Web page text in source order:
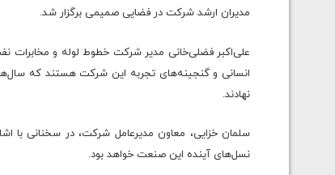
مدیران ارشد شرکت در فضایی صمیمی برگزار شد.
علی‌اکبر فضلی‌خانی مدیر شرکت خطوط لوله و مخابرات
انسانی و گنجینه‌های تجربه این شرکت هستند که
نهادند.
سلمان خزایی، معاون مدیرعامل شرکت، در سخنانی با
نسل‌های آینده این صنعت خواهد بود.